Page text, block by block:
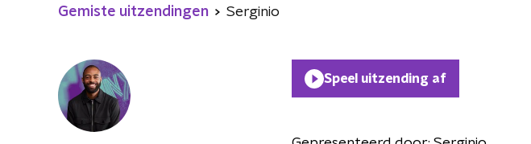
Gemiste uitzendingen Serginio
Speel uitzending af